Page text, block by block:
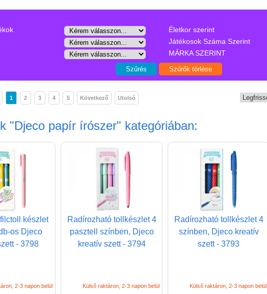
Életkor szerint
Játékosok Száma Szerint
MÁRKA SZERINT
1 2 3 4 5 Következő Utolsó
"Djeco papír írószer" kategóriában:
készlet
os Djeco
- 3798
2-3 napon belül
Radírozható tollkészlet 4
pasztell színben, Djeco
kreatív szett - 3794
Külső raktáron, 2-3 napon belül
Radírozható tollkészlet 4
színben, Djeco kreatív
szett - 3793
Külső raktáron, 2-3 napon belül